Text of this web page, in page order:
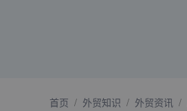
首页 / 外贸知识 / 外贸资讯 /